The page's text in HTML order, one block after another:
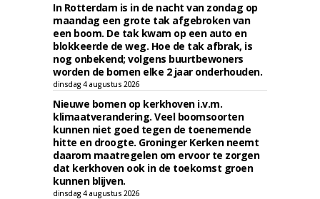
In Rotterdam is in de nacht van zondag op
maandag een grote tak afgebroken van
een boom. De tak kwam op een auto en
blokkeerde de weg. Hoe de tak afbrak, is
nog onbekend; volgens buurtbewoners
worden de bomen elke 2 jaar onderhouden.
dinsdag 4 augustus 2026
Nieuwe bomen op kerkhoven i.v.m.
klimaatverandering. Veel boomsoorten
kunnen niet goed tegen de toenemende
hitte en droogte. Groninger Kerken neemt
daarom maatregelen om ervoor te zorgen
dat kerkhoven ook in de toekomst groen
kunnen blijven.
dinsdag 4 augustus 2026